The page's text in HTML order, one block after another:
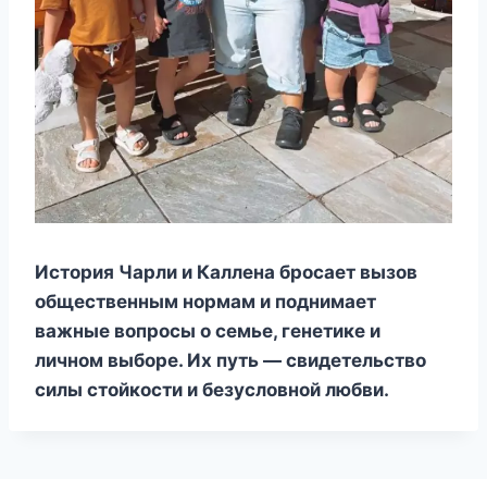
История Чарли и Каллена бросает вызов
общественным нормам и поднимает
важные вопросы о семье, генетике и
личном выборе. Их путь — свидетельство
силы стойкости и безусловной любви.